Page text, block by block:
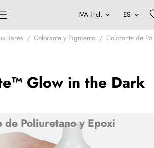
Colorante y Pigmento Colorante de
Glow in the Dark
de Poliuretano y Epoxi